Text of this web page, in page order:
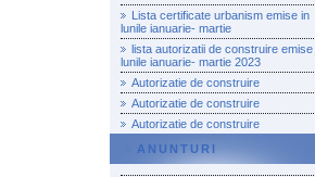
Lista certificate urbanism emise in
lunile ianuarie- martie
lista autorizatii de construire emise
lunile ianuarie- martie 2023
Autorizatie de construire
Autorizatie de construire
Autorizatie de construire
ANUNTURI